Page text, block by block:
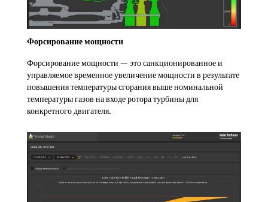
Форсирование мощности
Форсирование мощности — это санкционированное и
управляемое временное увеличение мощности в результате
повышения температуры сгорания выше номинальной
температуры газов на входе ротора турбины для
конкретного двигателя.